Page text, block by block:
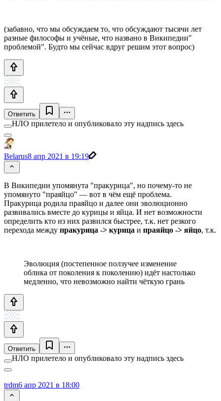
(забавно, что мы обсуждаем то, что обсуждают тысячи лет
разные философы и учёные, что названо в Википедии"
проблемой". Будто мы сейчас вдруг решим этот вопрос)
Ответить
НЛО прилетело и опубликовало эту надпись здесь
Belarus8 апр 2021 в 19:19
В Википедии упомянута "пракурица", но почему-то не
упомянуто "праяйцо" — вот в чём ещё проблема.
Пракурица родила праяйцо и далее они эволюционно
развивались вместе до курицы и яйца. И нет возможности
определить кто из них развился быстрее, т.к. нет резкого
перехода между пракурица -> курица и праяйцо -> яйцо, т.к.
Эволюция (постепенное ползучее изменение
облика от поколения к поколению) идёт настолько
медленно, что невозможно найти чёткую грань
Ответить
НЛО прилетело и опубликовало эту надпись здесь
trdm6 апр 2021 в 18:00